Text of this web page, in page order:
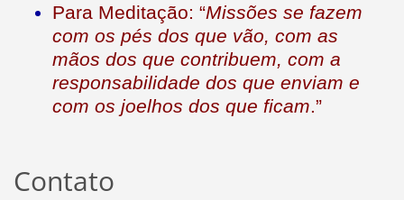
Para Meditação: “Missões se fazem
com os pés dos que vão, com as
mãos dos que contribuem, com a
responsabilidade dos que enviam e
com os joelhos dos que ficam.”
Contato